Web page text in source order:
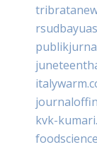
kvk-